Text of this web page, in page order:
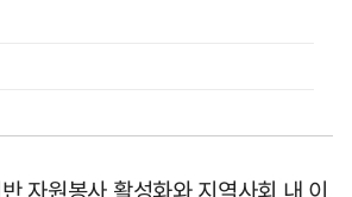
자원봉사 활성화와 지역사회 내 이